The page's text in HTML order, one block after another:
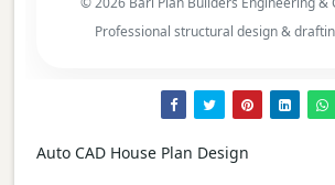
Professional structural design &
Auto CAD House Plan Design